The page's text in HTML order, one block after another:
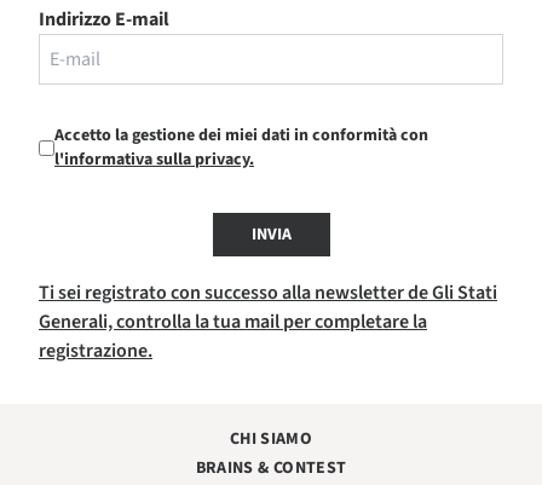
Indirizzo E-mail
Accetto la gestione dei miei dati in conformità con
l'informativa sulla privacy.
INVIA
Ti sei registrato con successo alla newsletter de Gli Stati
Generali, controlla la tua mail per completare la
registrazione.
CHI SIAMO
BRAINS & CONTEST